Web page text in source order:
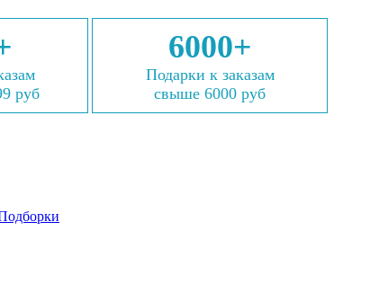
руб
6000+
Подарки к заказам
свыше 6000 руб